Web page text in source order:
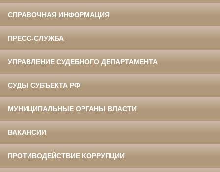
СПРАВОЧНАЯ ИНФОРМАЦИЯ
ПРЕСС-СЛУЖБА
УПРАВЛЕНИЕ СУДЕБНОГО ДЕПАРТАМЕНТА
СУДЫ СУБЪЕКТА РФ
МУНИЦИПАЛЬНЫЕ ОРГАНЫ ВЛАСТИ
ВАКАНСИИ
ПРОТИВОДЕЙСТВИЕ КОРРУПЦИИ